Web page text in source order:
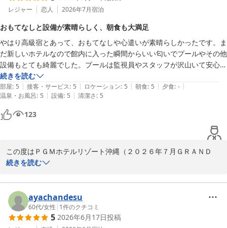
レジャー 恋人 2026年7月宿泊
おもてなしと設備が素晴らしく、朝食も大満足
やはり高級宿とあって、おもてなしや心遣いが素晴らしかったです。ま
だ新しいホテルなので館内に入った瞬間からいい匂いでプールやその他
設備もとても綺麗でした。プールは監視員やスタッフが沢山いて安心し
て利用できます。
朝ごはんも高級感であふれておりとても種類も多く沖縄ならではの料理
もあり大満足です。また特別な日に利用したいなと思いました。ありが
とうございました。
続きを読む
部屋: 5 | 接客・サービス: 5 | ロケーション: 5 | 朝食: 5 | 夕食: - |
温泉・お風呂: 5 | 設備: 5 | 清潔さ: 5
123
この度はＰＧＭホテルリゾート沖縄（２０２６年７月ＧＲＡＮＤ
ＯＰＥＮ）にご宿泊いただき、誠にありがとうございます。
おもてなしや館内の雰囲気、そしてプール施設につきましてもお褒
めのお言葉をいただき、スタッフ一同大変嬉しく拝読いたしまし
た。
また、朝食のメニューや質にもご満足いただけたとのこと、何より
続きを読む
ayachandesu
60代/女性 | 1件のクチコミ
5 2026年6月17日投稿